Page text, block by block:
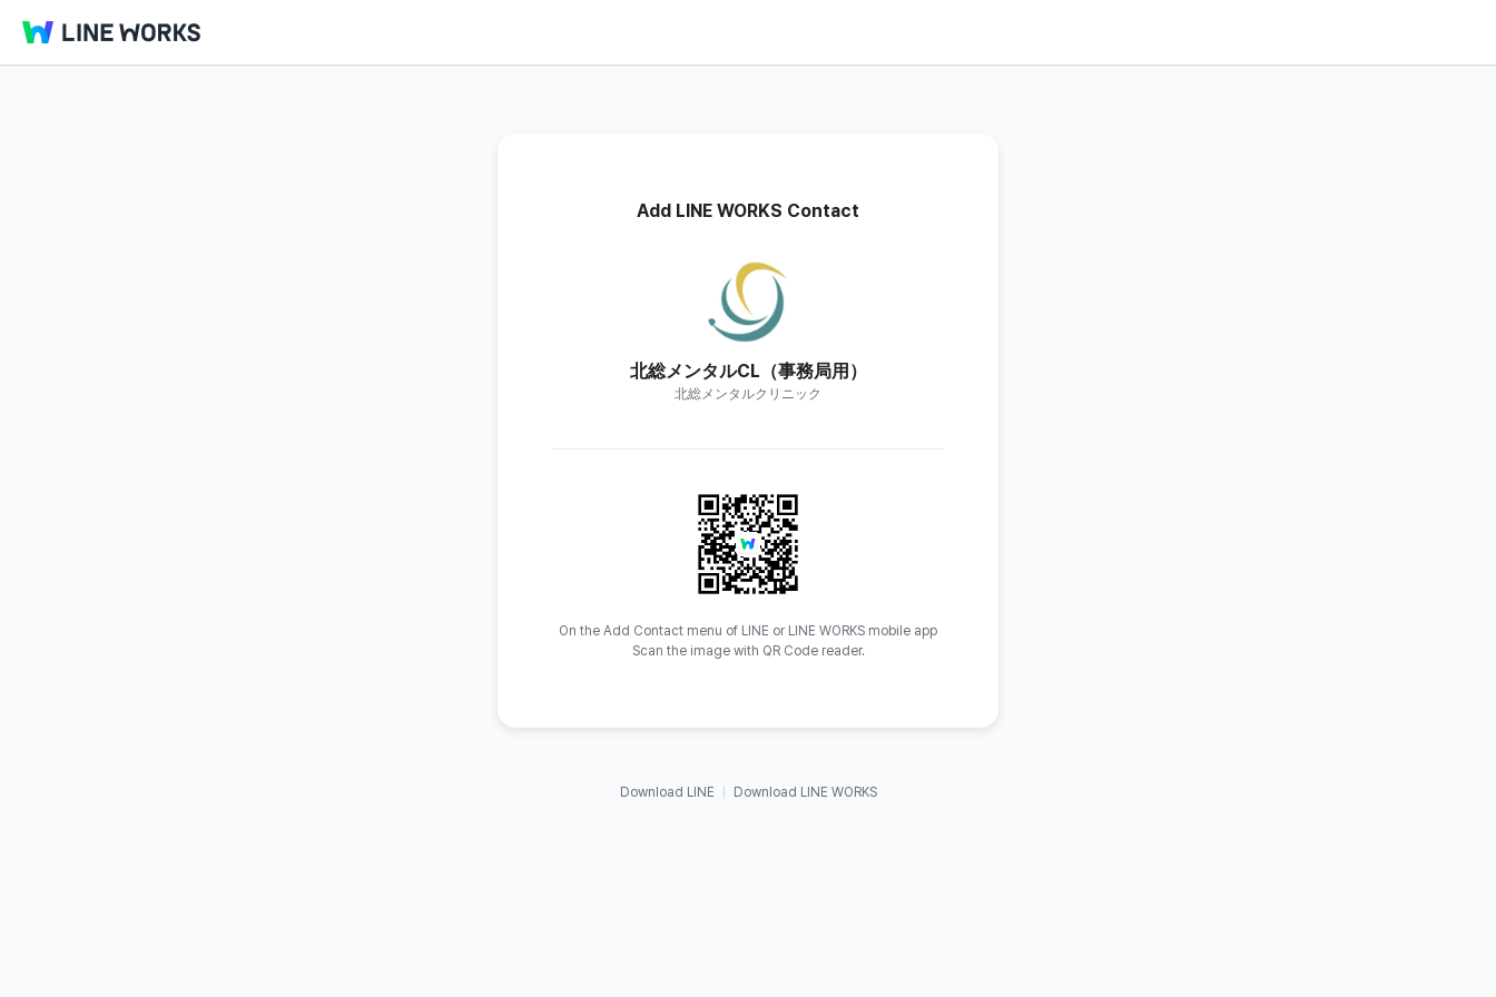
Add LINE WORKS Contact
北総メンタルCL（事務局用）
北総メンタルクリニック
On the Add Contact menu of LINE or LINE WORKS mobile app
Scan the image with QR Code reader.
Download LINE Download LINE WORKS